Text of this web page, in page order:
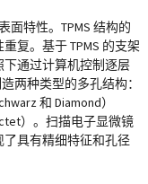
面特性。TPMS 结构的
复。基于 TPMS 的支架
通过计算机控制逐层
两种类型的多孔结构：
和 Diamond）
）。扫描电子显微镜
了具有精细特征和孔径